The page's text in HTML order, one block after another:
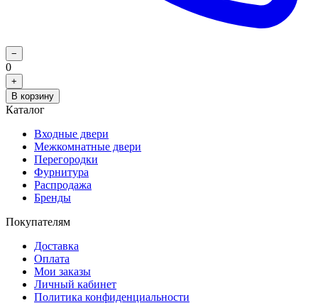
−
0
+
В корзину
Каталог
Входные двери
Межкомнатные двери
Перегородки
Фурнитура
Распродажа
Бренды
Покупателям
Доставка
Оплата
Мои заказы
Личный кабинет
Политика конфиденциальности